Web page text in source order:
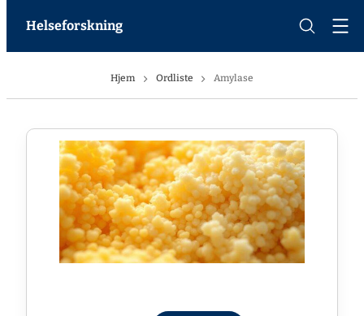
Helseforskning
Hjem Ordliste Amylase